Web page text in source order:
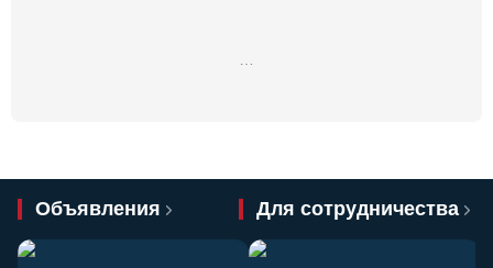
Объявления Для сотрудничества